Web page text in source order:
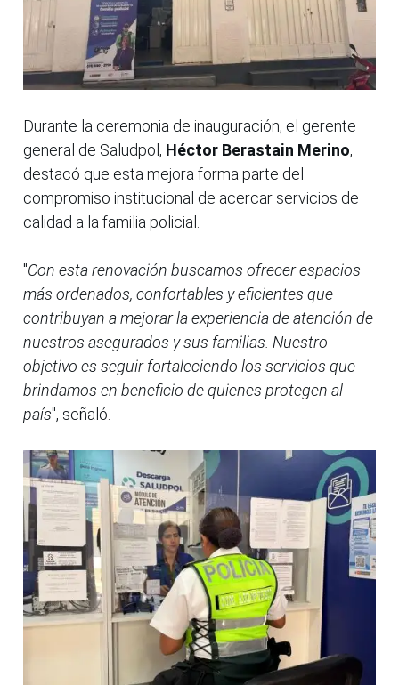
Durante la ceremonia de inauguración, el gerente
general de Saludpol, Héctor Berastain Merino,
destacó que esta mejora forma parte del
compromiso institucional de acercar servicios de
calidad a la familia policial.
"Con esta renovación buscamos ofrecer espacios
más ordenados, confortables y eficientes que
contribuyan a mejorar la experiencia de atención de
nuestros asegurados y sus familias. Nuestro
objetivo es seguir fortaleciendo los servicios que
brindamos en beneficio de quienes protegen al
país", señaló.